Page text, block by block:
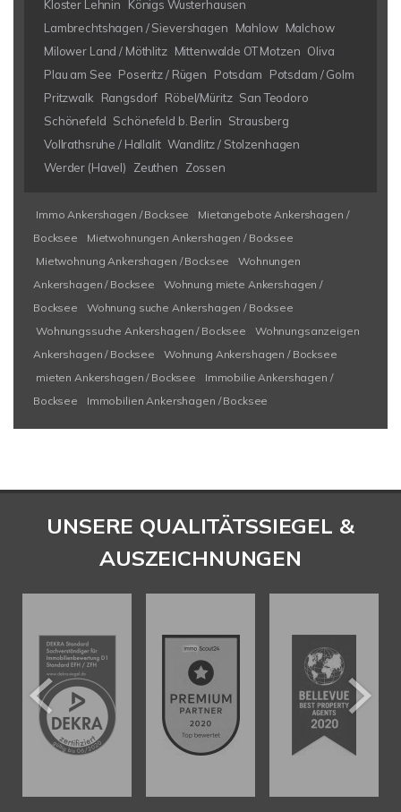
Kloster Lehnin
Königs Wusterhausen
Lambrechtshagen / Sievershagen
Mahlow Malchow
Milower Land / Möthlitz Mittenwalde OT Motzen Oliva
Plau am See Poseritz / Rügen Potsdam
Potsdam / Golm
Pritzwalk
Rangsdorf Röbel/Müritz San Teodoro
Schönefeld Schönefeld b. Berlin Strausberg
Vollrathsruhe / Hallalit Wandlitz / Stolzenhagen
Werder (Havel)
Zeuthen Zossen
Immo Ankershagen / Bocksee
Mietangebote Ankershagen /
Bocksee
Mietwohnungen Ankershagen / Bocksee
Mietwohnung Ankershagen / Bocksee
Wohnungen
Ankershagen / Bocksee
Wohnung miete Ankershagen /
Bocksee
Wohnung suche Ankershagen / Bocksee
Wohnungssuche Ankershagen / Bocksee
Wohnungsanzeigen
Ankershagen / Bocksee
Wohnung Ankershagen / Bocksee
mieten Ankershagen / Bocksee
Immobilie Ankershagen /
Bocksee
Immobilien Ankershagen / Bocksee
UNSERE QUALITÄTSSIEGEL &
AUSZEICHNUNGEN